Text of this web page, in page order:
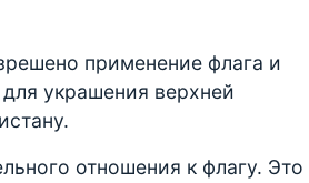
применение флага и
украшения верхней
отношения к флагу. Это